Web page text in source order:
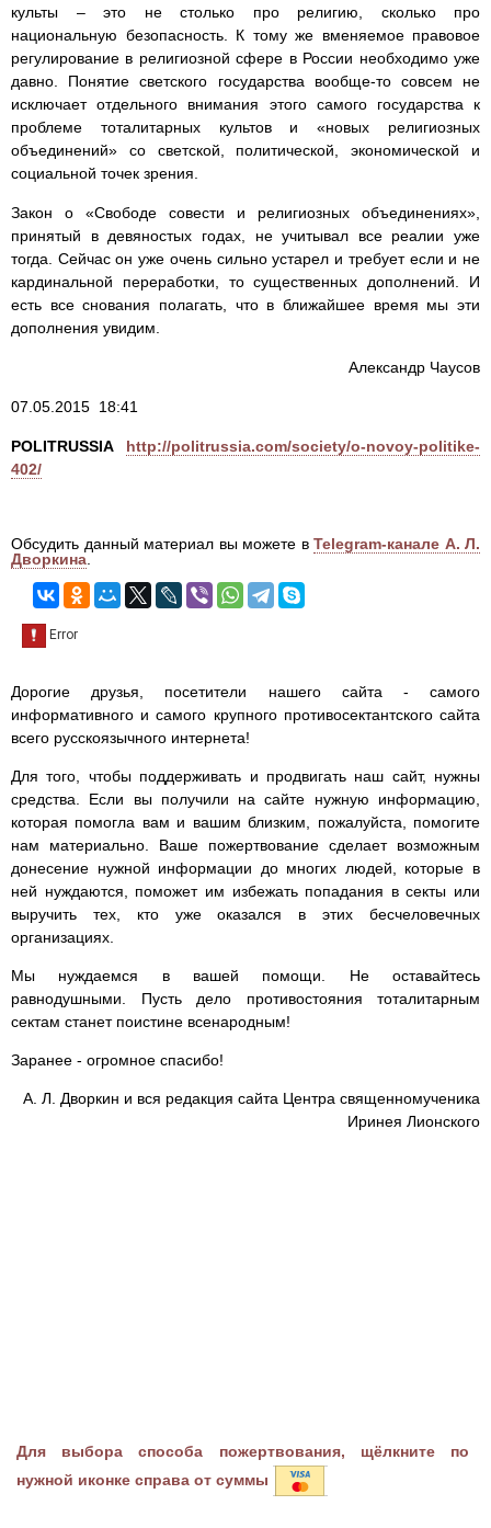
культы – это не столько про религию, сколько про
национальную безопасность. К тому же вменяемое правовое
регулирование в религиозной сфере в России необходимо уже
давно. Понятие светского государства вообще-то совсем не
исключает отдельного внимания этого самого государства к
проблеме тоталитарных культов и «новых религиозных
объединений» со светской, политической, экономической и
социальной точек зрения.
Закон о «Свободе совести и религиозных объединениях»,
принятый в девяностых годах, не учитывал все реалии уже
тогда. Сейчас он уже очень сильно устарел и требует если и не
кардинальной переработки, то существенных дополнений. И
есть все снования полагать, что в ближайшее время мы эти
дополнения увидим.
Александр Чаусов
07.05.2015 18:41
POLITRUSSIA
http://politrussia.com/society/o-novoy-politike-
402/
Обсудить данный материал вы можете в Telegram-канале А. Л.
Дворкина
Дорогие друзья, посетители нашего сайта - самого
информативного и самого крупного противосектантского сайта
всего русскоязычного интернета!
Для того, чтобы поддерживать и продвигать наш сайт, нужны
средства. Если вы получили на сайте нужную информацию,
которая помогла вам и вашим близким, пожалуйста, помогите
нам материально. Ваше пожертвование сделает возможным
донесение нужной информации до многих людей, которые в
ней нуждаются, поможет им избежать попадания в секты или
выручить тех, кто уже оказался в этих бесчеловечных
организациях.
Мы нуждаемся в вашей помощи. Не оставайтесь
равнодушными. Пусть дело противостояния тоталитарным
сектам станет поистине всенародным!
Заранее - огромное спасибо!
А. Л. Дворкин и вся редакция сайта Центра священномученика
Иринея Лионского
Для выбора способа пожертвования, щёлкните по
нужной иконке справа от суммы